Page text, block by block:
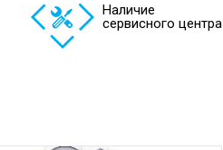
Наличие
сервисного центра